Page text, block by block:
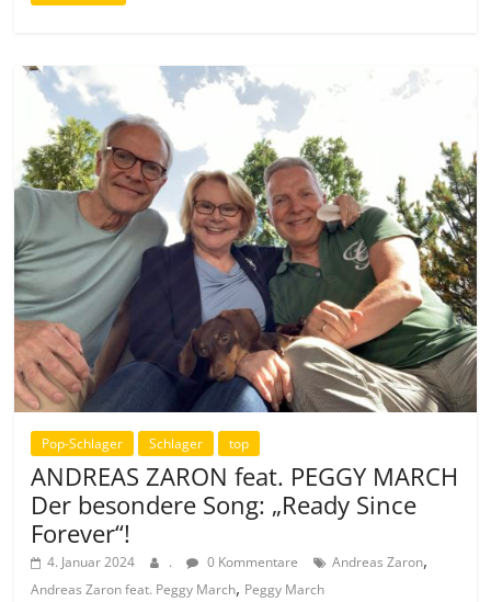
Pop-Schlager Schlager top
ANDREAS ZARON feat. PEGGY MARCH
Der besondere Song: „Ready Since
Forever“!
4. Januar 2024 . 0 Kommentare Andreas Zaron,
Andreas Zaron feat. Peggy March, Peggy March